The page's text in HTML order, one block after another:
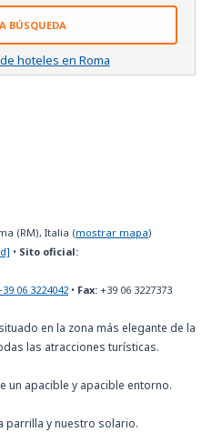
BÚSQUEDA
hoteles en Roma
(RM), Italia (mostrar mapa)
• Sito oficial:
06 3224042 • Fax: +39 06 3227373
situado en la zona más elegante de la
las atracciones turísticas.
un apacible y apacible entorno.
parrilla y nuestro solario.